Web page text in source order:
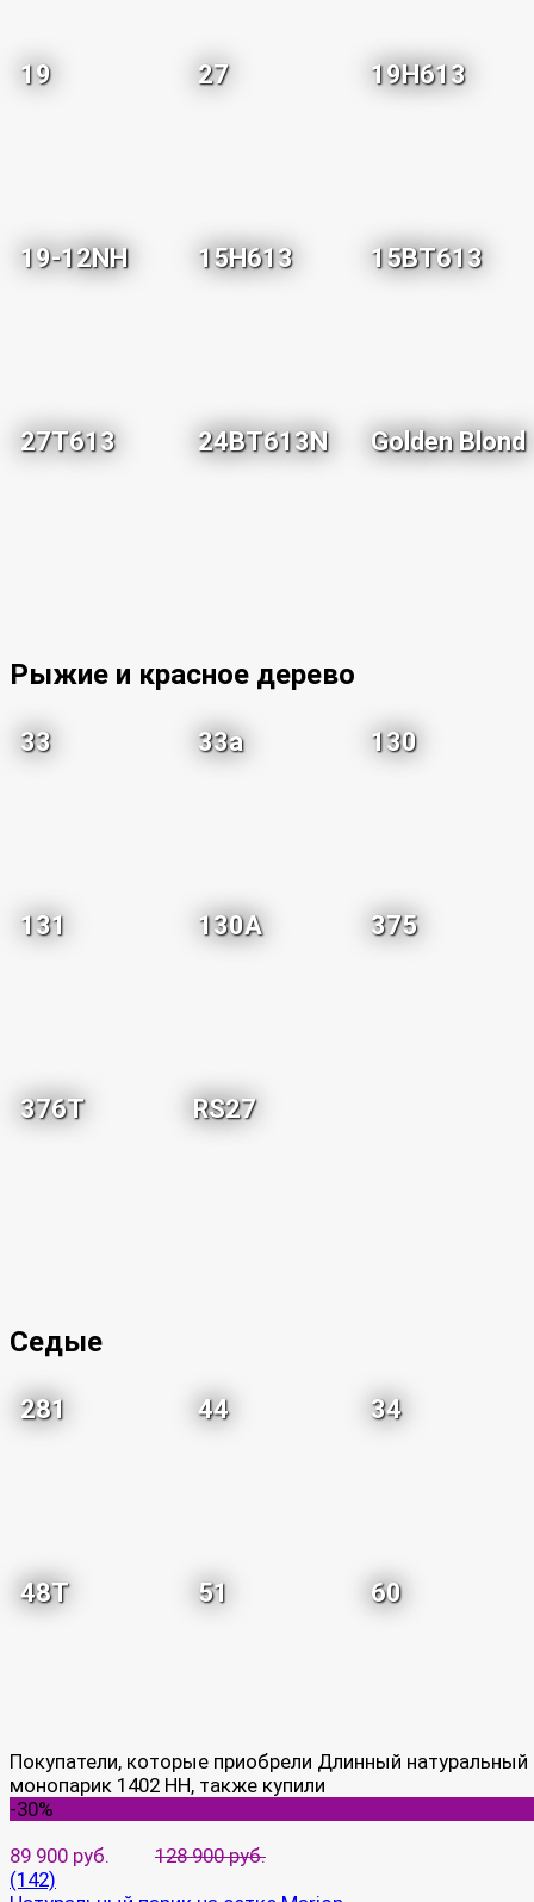
19 27 19H613
19-12NH 15H613 15BT613
27T613 24BT613N Golden Blond
Рыжие и красное дерево
33 33a 130
131 130A 375
376T RS27
Седые
281 44 34
48T 51 60
Покупатели, которые приобрели Длинный натуральный
монопарик 1402 HH, также купили
-30%
89 900 руб.
128 900 руб.
(142)